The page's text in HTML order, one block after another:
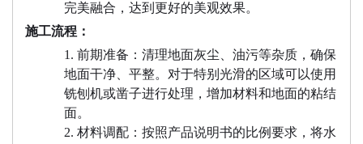
完美融合，达到更好的美观效果。
施工流程：
1. 前期准备：清理地面灰尘、油污等杂质，确保
地面干净、平整。 对于特别光滑的区域可以使用
铣刨机或凿子进行处理，增加材料和地面的粘结
面。
2. 材料调配：按照产品说明书的比例要求，将水